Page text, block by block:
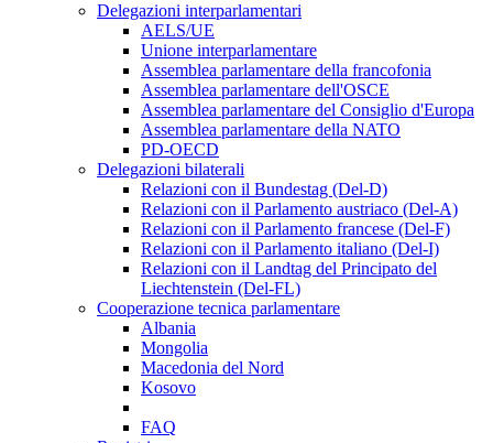
Delegazioni interparlamentari
AELS/UE
Unione interparlamentare
Assemblea parlamentare della francofonia
Assemblea parlamentare dell'OSCE
Assemblea parlamentare del Consiglio d'Europa
Assemblea parlamentare della NATO
PD-OECD
Delegazioni bilaterali
Relazioni con il Bundestag (Del-D)
Relazioni con il Parlamento austriaco (Del-A)
Relazioni con il Parlamento francese (Del-F)
Relazioni con il Parlamento italiano (Del-I)
Relazioni con il Landtag del Principato del
Liechtenstein (Del-FL)
Cooperazione tecnica parlamentare
Albania
Mongolia
Macedonia del Nord
Kosovo
FAQ